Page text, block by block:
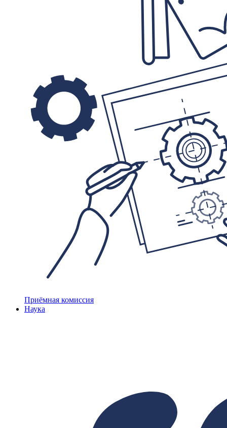
Приёмная комиссия
Наука